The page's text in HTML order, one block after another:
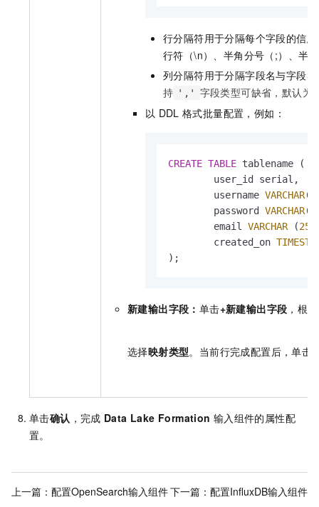
行分隔符用于分隔每个字段的信
行符（\n）、半角分号（;）、半
列分隔符用于分隔字段名与字段
持 ',' 字段类型可缺省，默认为
以 DDL 格式批量配置，例如：
CREATE TABLE tablename (
	username
VARCHAR(
	password
VARCHAR(
	email
VARCHAR (255
	created_on
);
新建输出字段： 单击+新建输出字段 ，根
选择映射类型。当前行完成配置后，单击
单击确认 ，完成 Data Lake Formation 输入组件的属性配
置。
上一篇： 配置OpenSearch输入组件下一篇： 配置InfluxDB输入组件